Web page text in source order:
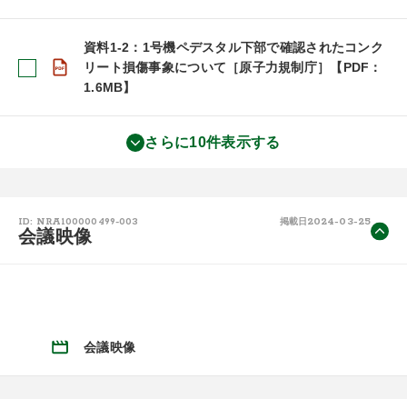
資料1-2：1号機ペデスタル下部で確認されたコンク
リート損傷事象について［原子力規制庁］【PDF：
1.6MB】
さらに10件表示する
ID: NRA100000499-003 掲載日 2024-03-25
会議映像
会議映像